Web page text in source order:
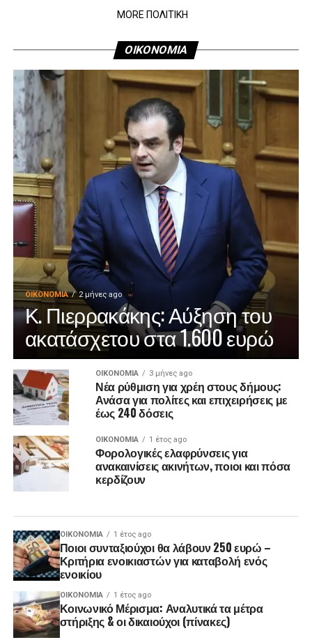
MORE ΠΟΛΙΤΙΚΗ
ΟΙΚΟΝΟΜΙΑ
ΟΙΚΟΝΟΜΊΑ 2 μήνες ago
Κ. Πιερρακάκης: Αύξηση του
ακατάσχετου στα 1.600 ευρώ
ΟΙΚΟΝΟΜΊΑ 3 μήνες ago
Νέα ρύθμιση για χρέη στους δήμους:
Ανάσα για πολίτες και επιχειρήσεις με
έως 240 δόσεις
ΟΙΚΟΝΟΜΊΑ 1 έτος ago
Φορολογικές ελαφρύνσεις για
ανακαινίσεις ακινήτων, ποιοι και πόσα
κερδίζουν
ΟΙΚΟΝΟΜΊΑ 1 έτος ago
Ποιοι συνταξιούχοι θα λάβουν 250 ευρώ –
Κριτήρια ενοικιαστών για καταβολή ενός
ενοικίου
ΟΙΚΟΝΟΜΊΑ 1 έτος ago
Κοινωνικό Μέρισμα: Αναλυτικά τα μέτρα
στήριξης & οι δικαιούχοι (πίνακες)